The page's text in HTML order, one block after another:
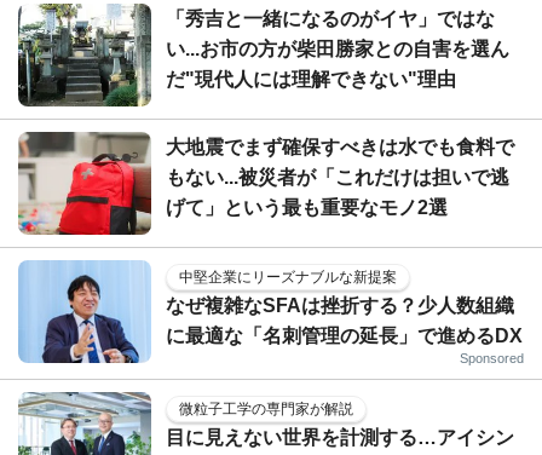
「秀吉と一緒になるのがイヤ」ではな
い...お市の方が柴田勝家との自害を選ん
だ"現代人には理解できない"理由
大地震でまず確保すべきは水でも食料で
もない...被災者が「これだけは担いで逃
げて」という最も重要なモノ2選
中堅企業にリーズナブルな新提案
なぜ複雑なSFAは挫折する？少人数組織
に最適な「名刺管理の延長」で進めるDX
Sponsored
微粒子工学の専門家が解説
目に見えない世界を計測する…アイシン